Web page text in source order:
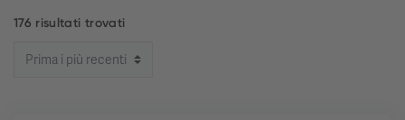
176 risultati trovati